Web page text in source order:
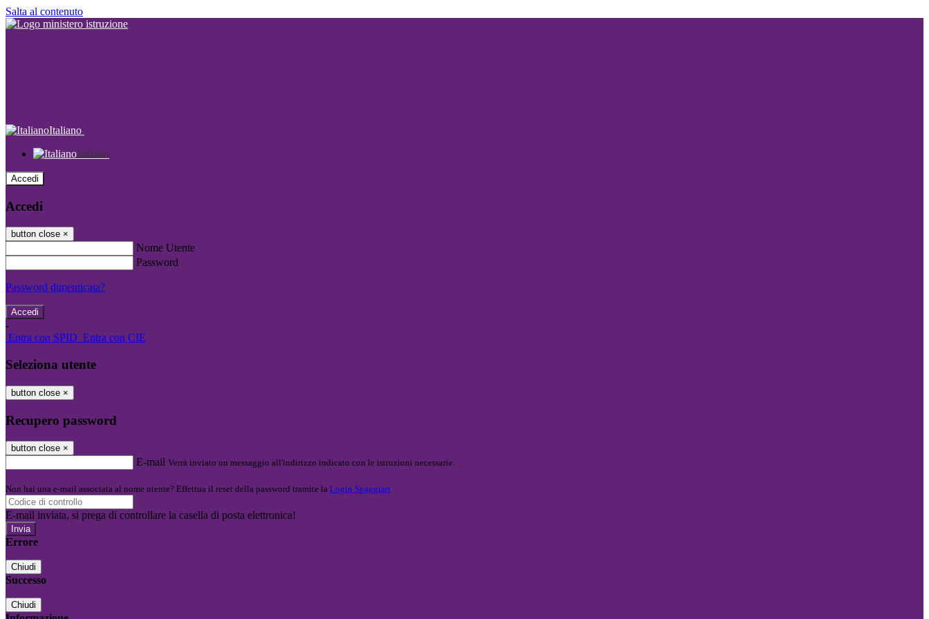
Salta al contenuto
Italiano
Italiano
Accedi
Accedi
button close ×
Nome Utente
Password
Password dimenticata?
-
Entra con SPID Entra con CIE
Seleziona utente
button close ×
Recupero password
button close ×
E-mail Verrà inviato un messaggio all'indirizzo indicato con le istruzioni necessarie.
Non hai una e-mail associata al nome utente? Effettua il reset della password tramite la Login Spaggiari
E-mail inviata, si prega di controllare la casella di posta elettronica!
Errore
Chiudi
Successo
Chiudi